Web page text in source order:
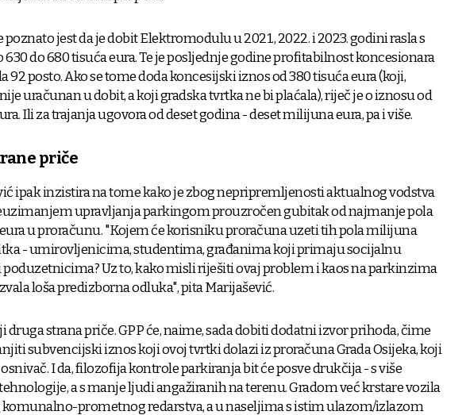
poznato jest da je dobit Elektromodulu u 2021., 2022. i 2023. godini rasla s
630 do 680 tisuća eura. Te je posljednje godine profitabilnost koncesionara
92 posto. Ako se tome doda koncesijski iznos od 380 tisuća eura (koji,
uračunan u dobit, a koji gradska tvrtka ne bi plaćala), riječ je o iznosu od
Ili za trajanja ugovora od deset godina - deset milijuna eura, pa i više.
priče
ipak inzistira na tome kako je zbog nepripremljenosti aktualnog vodstva
upravljanja parkingom prouzročen gubitak od najmanje pola
u proračunu. "Kojem će korisniku proračuna uzeti tih pola milijuna
- umirovljenicima, studentima, građanima koji primaju socijalnu
Uz to, kako misli riješiti ovaj problem i kaos na parkinzima
loša predizborna odluka", pita Marijašević.
druga strana priče. GPP će, naime, sada dobiti dodatni izvor prihoda, čime
subvencijski iznos koji ovoj tvrtki dolazi iz proračuna Grada Osijeka, koji
I da, filozofija kontrole parkiranja bit će posve drukčija - s više
a s manje ljudi angažiranih na terenu. Gradom već krstare vozila
komunalno-prometnog redarstva, a u naseljima s istim ulazom/izlazom